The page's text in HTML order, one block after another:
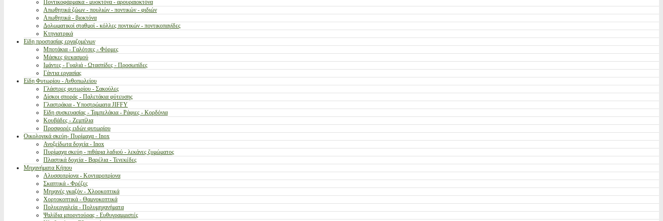
Ποντικοφάρμακα - μυοκτόνα - αρουραιοκτόνα
Απωθητικά ζώων - πουλιών - ποντικών - φιδιών
Απωθητικά - βιοκτόνα
Δολωματικοί σταθμοί - κόλλες ποντικών - ποντικοπαγίδες
Κτηνιατρικά
Είδη προστασίας εργαζομένων
Μποτάκια - Γαλότσες - Φόρμες
Μάσκες ψεκασμού
Ιμάντες - Γυαλιά - Ωτασπίδες - Προσωπίδες
Γάντια εργασίας
Είδη Φυτωρίου - Ανθοπωλείου
Γλάστρες φυτωρίου - Σακούλες
Δίσκοι σποράς - Παλετάκια φύτευσης
Γλαστράκια - Υποστρώματα JIFFY
Είδη συσκευασίας - Ταμπελάκια - Ράφιες - Κορδόνια
Κουβάδες - Ζεμπίλια
Προσφορές ειδών φυτωρίου
Οικολογικά σκεύη- Πυρίμαχα - Inox
Ανοξείδωτα δοχεία - Inox
Πυρίμαχα σκεύη - πιθάρια λαδιού - λεκάνες ζυμώματος
Πλαστικά δοχεία - Βαρέλια - Τενεκέδες
Μηχανήματα Κήπου
Αλυσσοπρίονα - Κονταροπρίονα
Σκαπτικά - Φρέζες
Μηχανές γκαζόν - Χλοοκοπτικά
Χορτοκοπτικά - Θαμνοκοπτικά
Πολυεργαλεία - Πολυμηχανήματα
Ψαλίδια μπορντούρας - Ευθυγραμμιστές